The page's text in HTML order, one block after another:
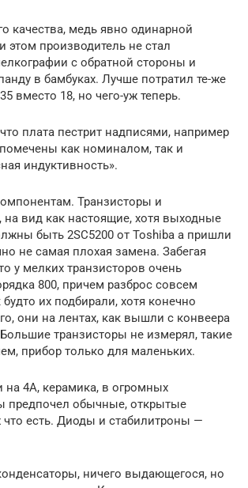
качества, медь явно одинарной
этом производитель не стал
с обратной стороны и
в бамбуках. Лучше потратил те-же
вместо 18, но чего-уж теперь.
плата пестрит надписями, например
как номиналом, так и
индуктивность».
Транзисторы и
на вид как настоящие, хотя выходные
быть 2SC5200 от Toshiba а пришли
не самая плохая замена. Забегая
у мелких транзисторов очень
800, причем разброс совсем
их подбирали, хотя конечно
они на лентах, как вышли с конвеера
транзисторы не измерял, такие
прибор только для маленьких.
на 4А, керамика, в огромных
предпочел обычные, открытые
что есть. Диоды и стабилитроны —
ничего выдающегося, но